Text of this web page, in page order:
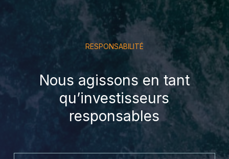
RESPONSABILITÉ
Nous agissons en tant
qu’investisseurs
responsables